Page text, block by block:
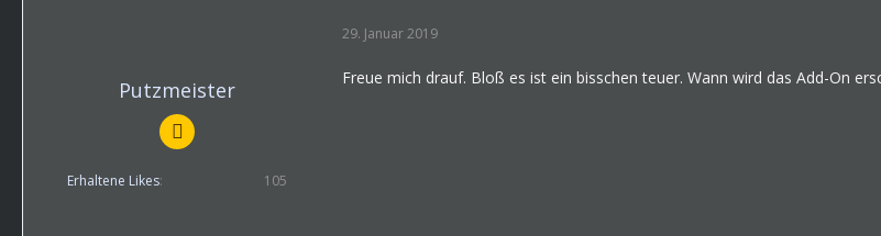
Putzmeister
Erhaltene Likes 105
29. Januar 2019
Freue mich drauf. Bloß es ist ein bisschen teuer. Wann wird das Add-On